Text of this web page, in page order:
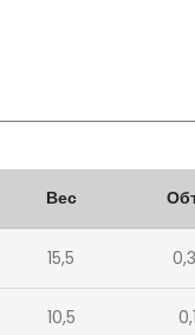
Вес
15,5
10,5